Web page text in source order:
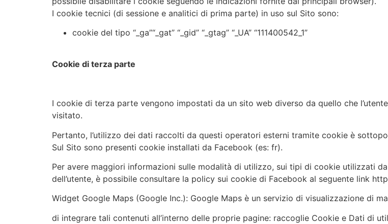
I cookie tecnici (di sessione e analitici di prima parte) in uso sul Sito sono:
cookie del tipo “_ga”“_gat” “_gid” “_gtag” “_UA” “111400542_1”
Cookie di terza parte
I cookie di terza parte vengono impostati da un sito web diverso da quello che
visitato.
Pertanto, l’utilizzo dei dati raccolti da questi operatori esterni tramite cookie è
Sul Sito sono presenti cookie installati da Facebook (es: fr).
Per avere maggiori informazioni sulle modalità di utilizzo, sui tipi di cookie utilizzati
dell’utente, è possibile consultare la policy sui cookie di Facebook al seguente link
Widget Google Maps (Google Inc.): Google Maps è un servizio di visualizzazione di
di integrare tali contenuti all’interno delle proprie pagine: raccoglie Cookie e Dati di